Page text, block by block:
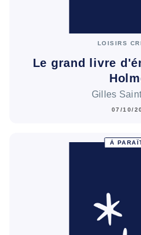
LOISIRS
Le grand livre
Gilles
07/10/
À